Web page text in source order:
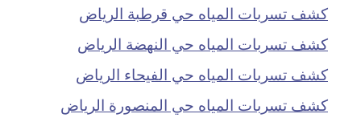
كشف تسربات المياه حي قرطبة الرياض
كشف تسربات المياه حي النهضة الرياض
كشف تسربات المياه حي الفيحاء الرياض
كشف تسربات المياه حي المنصورة الرياض